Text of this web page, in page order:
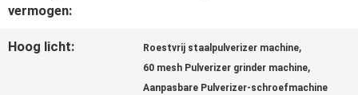
OM EEN
CITAAT
vermogen:
Hoog licht: Roestvrij staalpulverizer machine,
60 mesh Pulverizer grinder machine,
Aanpasbare Pulverizer-schroefmachine